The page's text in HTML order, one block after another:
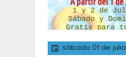
sábado 01 de julio